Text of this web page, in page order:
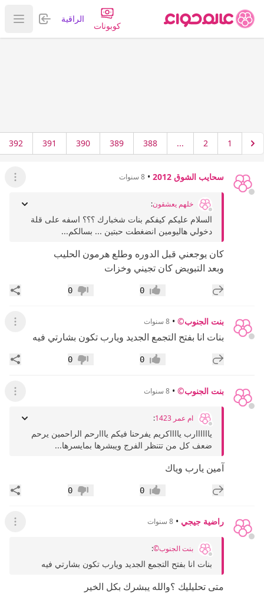
كوبونات
الراقية تسجيل
عرض
1
2
...
388
389
390
391
392
سحايب الشوق 2012 • 8 سنوات عرض
خلهم يعشقون:
السلام عليكم كيفكم بنات شخبارك ؟؟؟ اسفه على قلة
دخولي هاليومين انضغطت حبتين ... بسالكم...
كان يوجعني قبل الدوره وطلع هرمون الحليب
وبعد التبويض كان تجيني وخزات
إضافة رد جديد إعجاب0 عدم إعجاب
0
بنت الجنوب© • 8 سنوات عرض
بنات انا بفتح التجمع الجديد ويارب تكون بشارتي فيه
إضافة رد جديد إعجاب0 عدم إعجاب
0
بنت الجنوب© • 8 سنوات عرض
ام عمر 1423 :
ياااااارب يااااكريم يفرحنا فيكم يااارحم الراحمين يرحم
ضعف كل من تتنظر الفرج ويبشرها بمايسرها...
آمين يارب وياك
إضافة رد جديد إعجاب0 عدم إعجاب
0
راضية جيجي • 8 سنوات عرض
بنت الجنوب©:
بنات انا بفتح التجمع الجديد ويارب تكون بشارتي فيه
متى تحليليك ؟والله يبشرك بكل الخير